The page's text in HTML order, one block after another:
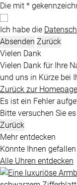
Die mit *
Ich habe die
Absenden Zurück
Vielen Dank
Vielen Dank für Ihre
und uns in Kürze bei
Zurück zur Homepage
Es ist ein Fehler
Bitte versuchen Sie
Zurück
Mehr entdecken
Könnte Ihnen gefallen
Alle Uhren entdecken